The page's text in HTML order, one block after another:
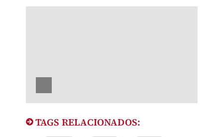
TAGS RELACIONADOS: